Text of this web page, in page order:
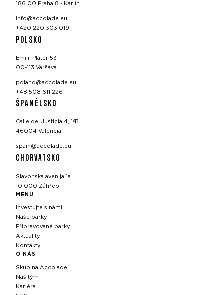
186 00 Praha 8 - Karlín
info@accolade.eu
+420 220 303 019
POLSKO
Emilii Plater 53
00-113 Varšava
poland@accolade.eu
+48 508 611 226
ŠPANĚLSKO
Calle del Justicia 4, 1ºB
46004 Valencia
spain@accolade.eu
CHORVATSKO
Slavonska avenija 1a
10 000 Záhřeb
MENU
Investujte s námi
Naše parky
Připravované parky
Aktuality
Kontakty
O NÁS
Skupina Accolade
Náš tým
Kariéra